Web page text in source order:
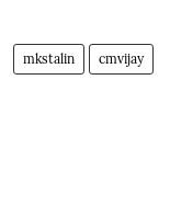
mkstalin cmvijay